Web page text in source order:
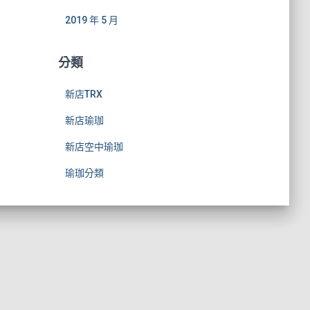
2019 年 5 月
分類
新店TRX
新店瑜珈
新店空中瑜珈
瑜珈分類